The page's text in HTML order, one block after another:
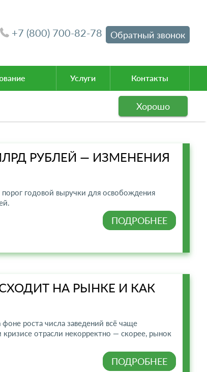
+7 (800) 700-82-78 Обратный звонок
Услуги Контакты
Хорошо
РУБЛЕЙ — ИЗМЕНЕНИЯ
годовой выручки для освобождения
ПОДРОБНЕЕ
НА РЫНКЕ И КАК
роста числа заведений всё чаще
отрасли некорректно — скорее, рынок
ПОДРОБНЕЕ